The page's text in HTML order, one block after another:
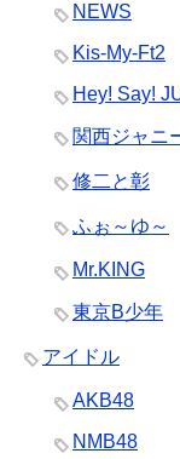
NEWS
Kis-My-Ft2
Hey! Say!
関西ジャニ
修二と彰
ふぉ～ゆ～
Mr.KING
東京B少年
アイドル
AKB48
NMB48